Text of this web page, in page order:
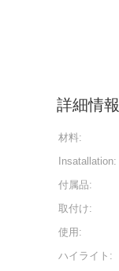
詳細情報
材料:
Insatallation:
付属品:
取付け:
使用:
ハイライト: